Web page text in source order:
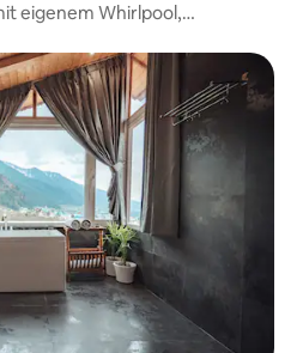
eigenem Whirlpool,